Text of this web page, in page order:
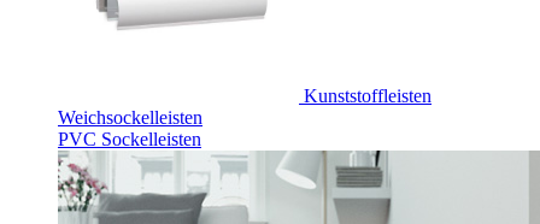
Kunststoffleisten
Weichsockelleisten
PVC Sockelleisten